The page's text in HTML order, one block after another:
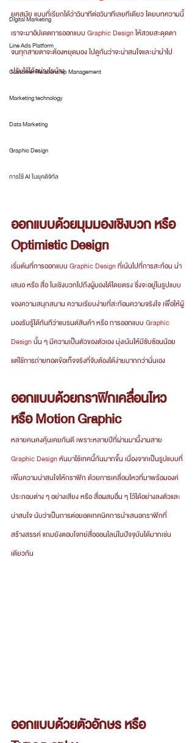
Digital Marketing
Line Ads Platform
Customer Relationship Management
Marketing technology
Data Marketing
Graphic Design
การใช้ AI ในยุคดิจิทัล
ยุคสมัย แบบที่เรียกได้ว่าวินาทีต่อวินาทีเลยทีเดียว โดยบทความนี้
เราจะมาอัปเดตการออกแบบ Graphic Design ให้สวยสะดุดตา
จนทุกสายตาจะต้องหยุดมอง ไปดูกันว่าจะน่าสนใจและน่านำไป
ปรับใช้ได้อย่างไรบ้าง
ออกแบบด้วยมุมมองเชิงบวก หรือ
Optimistic Design
เริ่มต้นที่การออกแบบ Graphic Design ที่เน้นไปที่การสะท้อน นำ
เสนอ หรือ สื่อ ในเชิงบวกไปถึงผู้มองได้โดยตรง ซึ่งจะอยู่ในรูปแบบ
ของความสนุกสนาน ความเรียบง่ายที่สะท้อนความจริงใจ เพื่อให้ผู้
มองรับรู้ได้ทันทีว่าแบรนด์สินค้า หรือ การออกแบบ Graphic
Design นั้น ๆ มีความเป็นตัวของตัวเอง มุ่งเน้นให้มีซับซ้อนน้อย
แต่ใช้การถ่ายทอดข้อเท็จจริงที่จับต้องได้ง่ายมากกว่านั่นเอง
ออกแบบด้วยกราฟิกเคลื่อนไหว
หรือ Motion Graphic
หลายคนคงคุ้นเคยกันดี เพราะหลายปีที่ผ่านมานี้งานสาย
Graphic Design หันมาใช้เทคนี้กันมากขึ้น เนื่องจากเป็นรูปแบบที่
เพิ่มความน่าสนใจให้กราฟิก ด้วยการเคลื่อนไหวที่มาพร้อมองค์
ประกอบต่าง ๆ อย่างเสียง หรือ สื่อผสมอื่น ๆ ไว้ได้อย่างลงตัวและ
น่าสนใจ นับว่าเป็นการต่อยอดเทคนิคการนำเสนอกราฟิกที่
สร้างสรรค์ แถมยังตอบโจทย์สื่อออนไลน์ในปัจจุบันได้มากเช่น
เดียวกัน
ออกแบบด้วยตัวอักษร หรือ